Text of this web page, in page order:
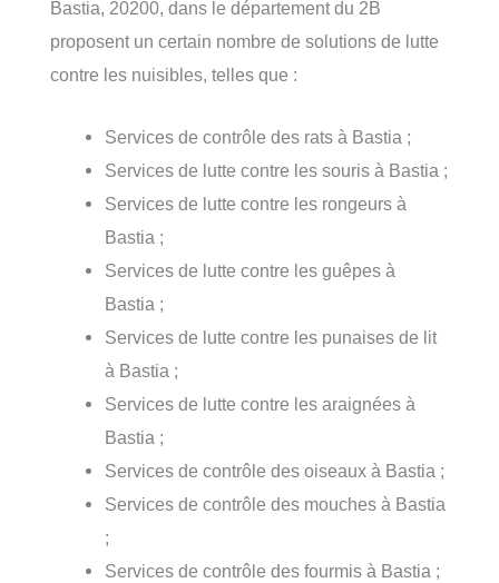
Bastia, 20200, dans le département du 2B
proposent un certain nombre de solutions de lutte
contre les nuisibles, telles que :
Services de contrôle des rats à Bastia ;
Services de lutte contre les souris à Bastia ;
Services de lutte contre les rongeurs à
Bastia ;
Services de lutte contre les guêpes à
Bastia ;
Services de lutte contre les punaises de lit
à Bastia ;
Services de lutte contre les araignées à
Bastia ;
Services de contrôle des oiseaux à Bastia ;
Services de contrôle des mouches à Bastia
;
Services de contrôle des fourmis à Bastia ;